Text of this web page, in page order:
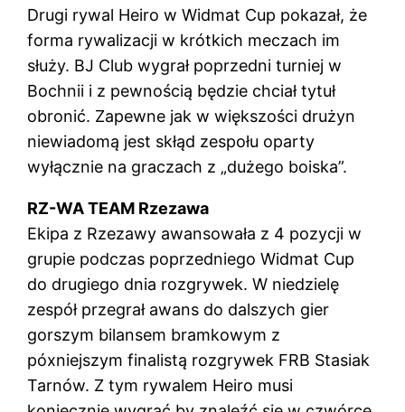
Drugi rywal Heiro w Widmat Cup pokazał, że
forma rywalizacji w krótkich meczach im
służy. BJ Club wygrał poprzedni turniej w
Bochnii i z pewnością będzie chciał tytuł
obronić. Zapewne jak w większości drużyn
niewiadomą jest skłąd zespołu oparty
wyłącznie na graczach z „dużego boiska”.
RZ-WA TEAM Rzezawa
Ekipa z Rzezawy awansowała z 4 pozycji w
grupie podczas poprzedniego Widmat Cup
do drugiego dnia rozgrywek. W niedzielę
zespół przegrał awans do dalszych gier
gorszym bilansem bramkowym z
póxniejszym finalistą rozgrywek FRB Stasiak
Tarnów. Z tym rywalem Heiro musi